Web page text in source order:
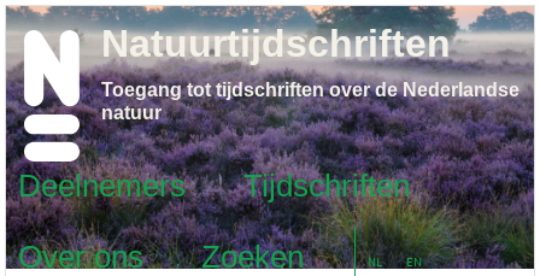
Deelnemers
Tijdschriften
Over ons
Zoeken NL EN
Natuurtijdschriften
Toegang tot tijdschriften over de Nederlandse
natuur